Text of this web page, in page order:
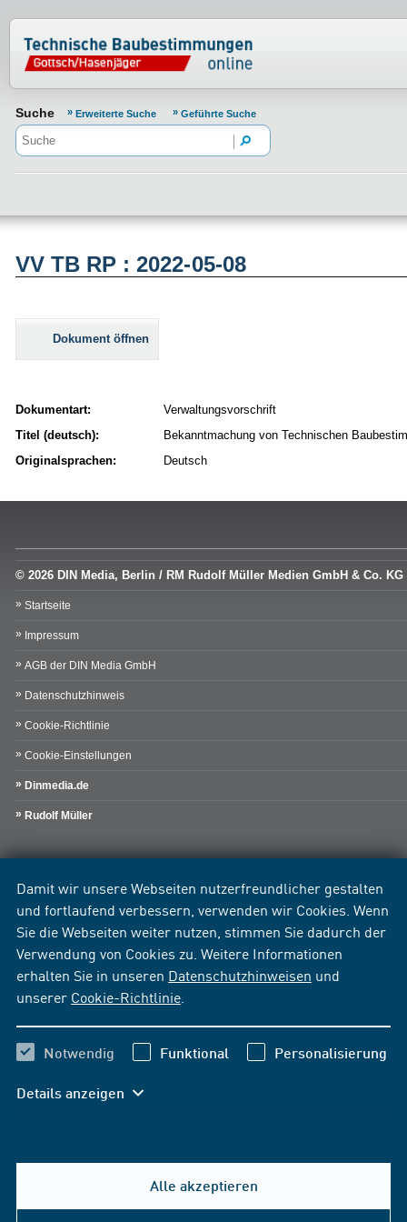
Damit wir unsere Webseiten nutzerfreundlicher gestalten
und fortlaufend verbessern, verwenden wir Cookies. Wenn
Sie die Webseiten weiter nutzen, stimmen Sie dadurch der
Verwendung von Cookies zu. Weitere Informationen
erhalten Sie in unseren Datenschutzhinweisen und
unserer Cookie-Richtlinie
Notwendig Funktional Personalisierung
Details anzeigen
Alle akzeptieren
Normenportal Barrierefreiheit
Suche Erweiterte Suche Geführte Suche
VV TB RP : 2022-05-08
Dokument öffnen
Dokumentart:
Verwaltungsvorschrift
Titel (deutsch):
Bekanntmachung von Technischen
Originalsprachen:
Deutsch
© 2026 DIN Media, Berlin / RM Rudolf Müller Medien GmbH & Co. KG
Startseite
Impressum
AGB der DIN Media GmbH
Datenschutzhinweis
Cookie-Richtlinie
Cookie-Einstellungen
Dinmedia.de
Rudolf Müller
Hilfe & Kontakt